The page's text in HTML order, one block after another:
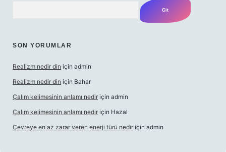
SON YORUMLAR
Realizm nedir din için admin
Realizm nedir din için Bahar
Çalım kelimesinin anlamı nedir için admin
Çalım kelimesinin anlamı nedir için Hazal
Çevreye en az zarar veren enerji türü nedir için admin